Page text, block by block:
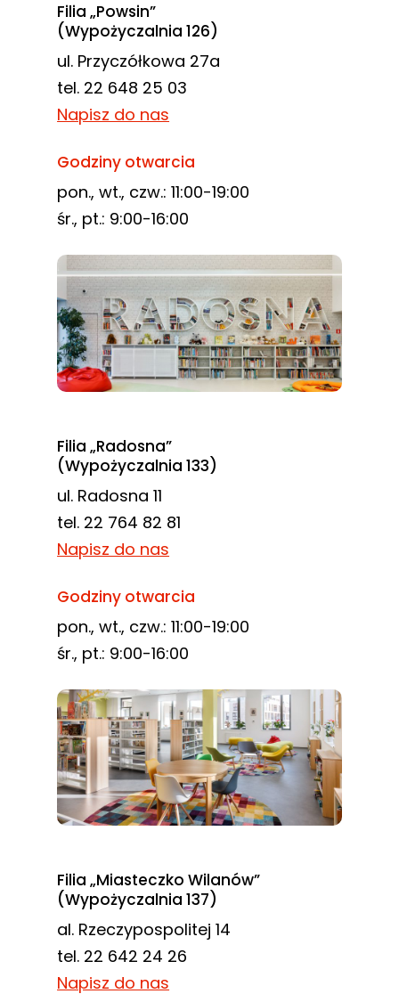
Filia „Powsin”
(Wypożyczalnia 126)
ul. Przyczółkowa 27a
tel. 22 648 25 03
Napisz do nas
Godziny otwarcia
pon., wt., czw.: 11:00-19:00
śr., pt.: 9:00-16:00
Filia „Radosna”
(Wypożyczalnia 133)
ul. Radosna 11
tel. 22 764 82 81
Napisz do nas
Godziny otwarcia
pon., wt., czw.: 11:00-19:00
śr., pt.: 9:00-16:00
Filia „Miasteczko Wilanów”
(Wypożyczalnia 137)
al. Rzeczypospolitej 14
tel. 22 642 24 26
Napisz do nas